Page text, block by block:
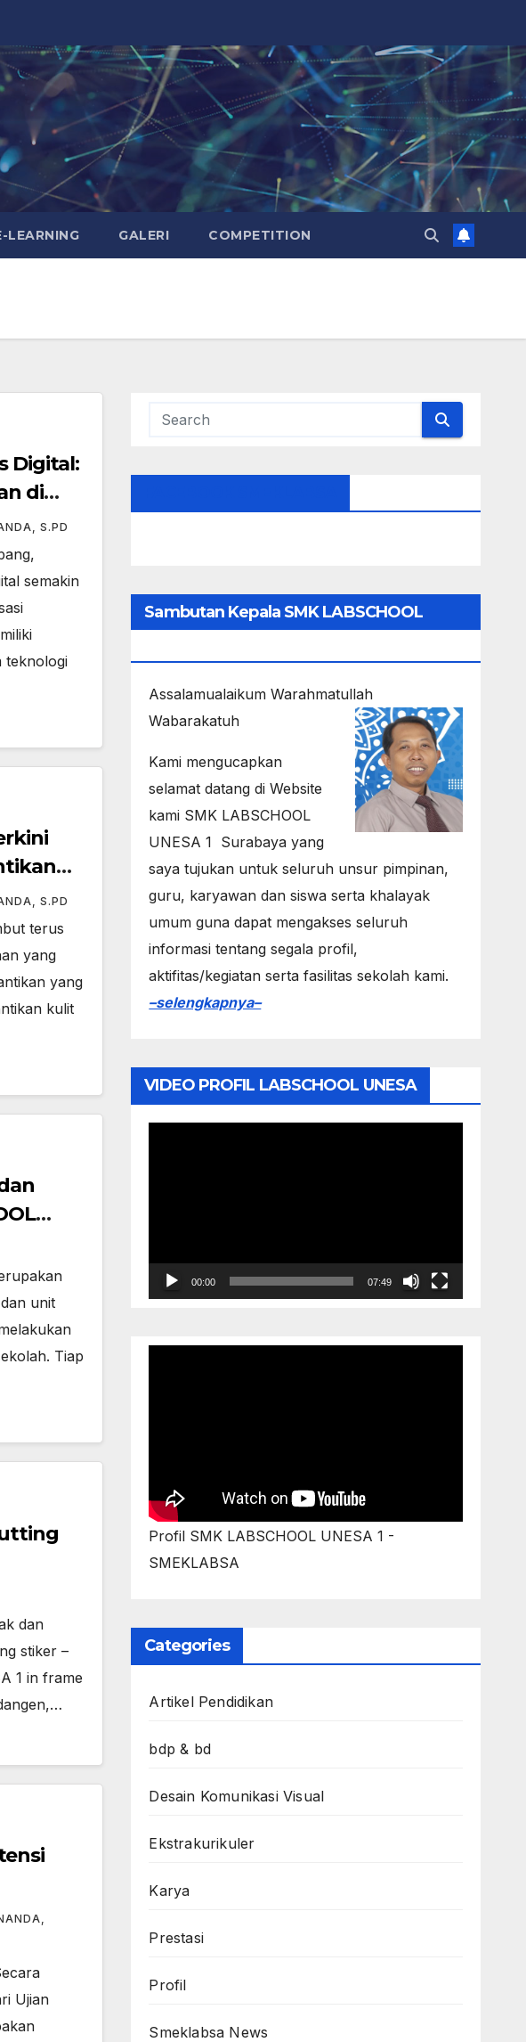
LEARNING GALERI COMPETITION
Digital:
di
Awal
S.PD
semakin
teknologi
S.PD
terus
yang
yang
kulit
unit
Tiap
dan
stiker –
1 in frame
1
Ujian
Sambutan Kepala SMK LABSCHOOL
Assalamualaikum Warahmatullah
Wabarakatuh
Kami mengucapkan
selamat datang di Website
kami SMK LABSCHOOL
UNESA 1 Surabaya yang
saya tujukan untuk seluruh unsur pimpinan,
guru, karyawan dan siswa serta khalayak
umum guna dapat mengakses seluruh
informasi tentang segala profil,
aktifitas/kegiatan serta fasilitas sekolah kami.
–selengkapnya–
VIDEO PROFIL LABSCHOOL UNESA
00:00 07:49
Profil SMK LABSCHOOL UNESA 1 -
SMEKLABSA
Categories
Artikel Pendidikan
bdp & bd
Desain Komunikasi Visual
Ekstrakurikuler
Karya
Prestasi
Profil
Smeklabsa News